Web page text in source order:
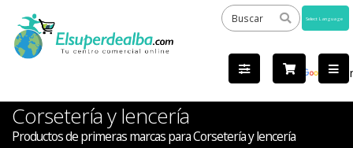
by
Corsetería y lencería
Productos de primeras marcas para Corsetería y lencería